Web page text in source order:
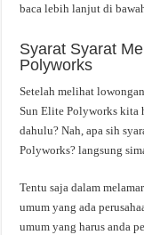
baca lebih lanjut di
Syarat Syarat
Polyworks
Setelah melihat
Sun Elite Polyworks kita
dahulu? Nah, apa sih
Polyworks? langsung
Tentu saja dalam
umum yang ada
umum yang harus anda